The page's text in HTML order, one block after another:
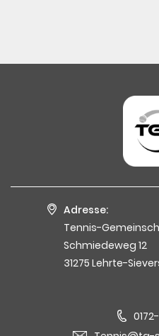
Adresse:
Tennis-
Schmiedeweg 12
31275 Lehrte-